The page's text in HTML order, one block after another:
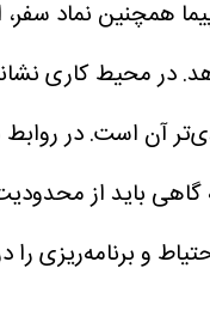
همچنین نماد سفر،
در محیط کاری
آن است. در
باید از
و برنامه‌ریزی را